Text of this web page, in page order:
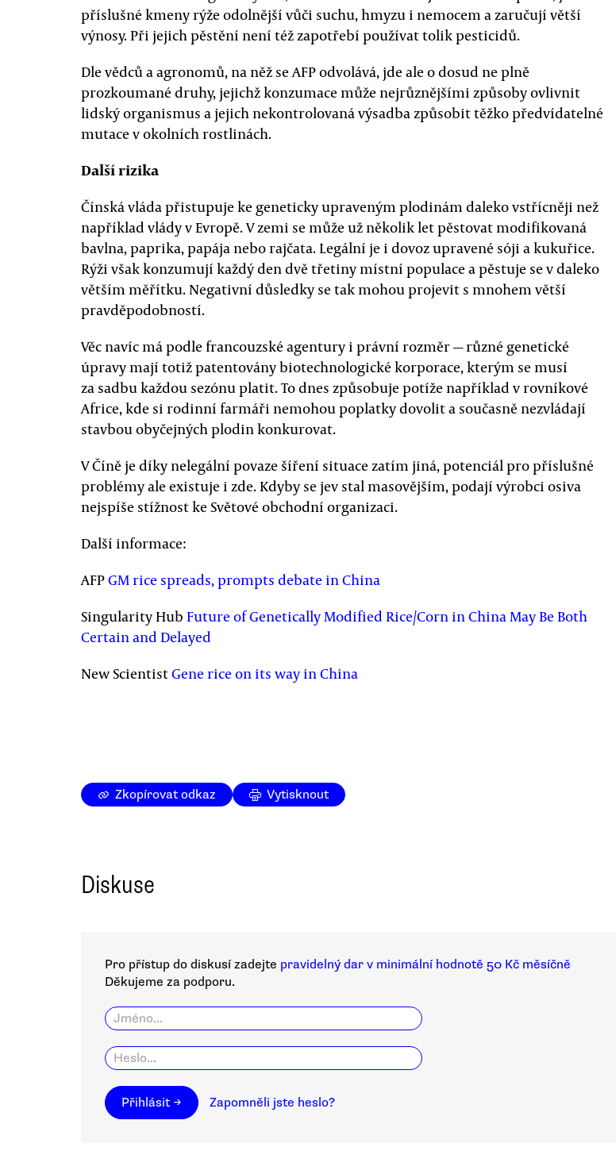
příslušné kmeny rýže odolnější vůči suchu, hmyzu i nemocem a zaručují větší
výnosy. Při jejich pěstění není též zapotřebí používat tolik pesticidů.
Dle vědců a agronomů, na něž se AFP odvolává, jde ale o dosud ne plně
prozkoumané druhy, jejichž konzumace může nejrůznějšími způsoby ovlivnit
lidský organismus a jejich nekontrolovaná výsadba způsobit těžko předvídatelné
mutace v okolních rostlinách.
Další rizika
Čínská vláda přistupuje ke geneticky upraveným plodinám daleko vstřícněji než
například vlády v Evropě. V zemi se může už několik let pěstovat modifikovaná
bavlna, paprika, papája nebo rajčata. Legální je i dovoz upravené sóji a kukuřice.
Rýži však konzumují každý den dvě třetiny místní populace a pěstuje se v daleko
větším měřítku. Negativní důsledky se tak mohou projevit s mnohem větší
pravděpodobností.
Věc navíc má podle francouzské agentury i právní rozměr — různé genetické
úpravy mají totiž patentovány biotechnologické korporace, kterým se musí
za sadbu každou sezónu platit. To dnes způsobuje potíže například v rovníkové
Africe, kde si rodinní farmáři nemohou poplatky dovolit a současně nezvládají
stavbou obyčejných plodin konkurovat.
V Číně je díky nelegální povaze šíření situace zatím jiná, potenciál pro příslušné
problémy ale existuje i zde. Kdyby se jev stal masovějším, podají výrobci osiva
nejspíše stížnost ke Světové obchodní organizaci.
Další informace:
AFPGM rice spreads, prompts debate in China
Singularity Hub Future of Genetically Modified Rice/Corn in China May Be Both
Certain and Delayed
New ScientistGene rice on its way in China
Zkopírovat odkaz Vytisknout
Diskuse
Pro přístup do diskusí zadejte pravidelný dar v minimální hodnotě 50 Kč měsíčně
Děkujeme za podporu.
Přihlásit → Zapomněli jste heslo?